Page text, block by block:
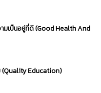
มเป็นอยู่ที่ดี (Good Health And
(Quality Education)